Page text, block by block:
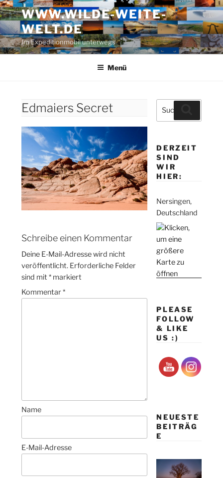
Zum
Inhalt
springen
WWW.WILDE-WEITE-
WELT.DE
Im Expeditionmobil unterwegs
Menü
Edmaiers Secret
Schreibe einen Kommentar
Deine E-Mail-Adresse wird nicht
veröffentlicht. Erforderliche Felder
sind mit* markiert
Kommentar*
Name
E-Mail-Adresse
Suche
nach:
DERZEIT
SIND
WIR
HIER:
Nersingen,
Deutschland
PLEASE
FOLLOW
& LIKE
US :)
NEUESTE
BEITRÄG
E